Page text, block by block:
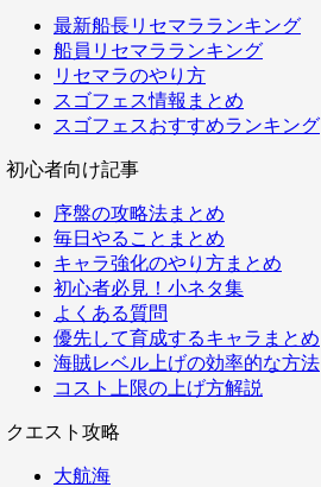
最新船長リセマラランキング
船員リセマラランキング
リセマラのやり方
スゴフェス情報まとめ
スゴフェスおすすめランキング
初心者向け記事
序盤の攻略法まとめ
毎日やることまとめ
キャラ強化のやり方まとめ
初心者必見！小ネタ集
よくある質問
優先して育成するキャラまとめ
海賊レベル上げの効率的な方法
コスト上限の上げ方解説
クエスト攻略
大航海